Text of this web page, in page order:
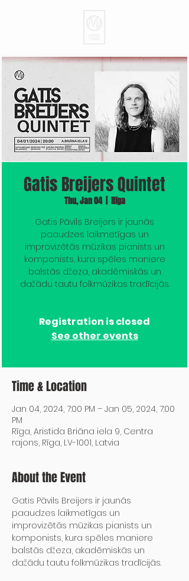
Gatis Breijers Quintet
Thu, Jan 04
  |
Rīga
Gatis Pāvils Breijers ir jaunās
paaudzes laikmetīgas un
improvizētās mūzikas pianists un
komponists, kura spēles maniere
balstās džeza, akadēmiskās un
dažādu tautu folkmūzikas tradīcijās.
Registration is closed
See other events
Time & Location
Jan 04, 2024, 7:00 PM – Jan 05, 2024, 7:00
PM
Rīga, Aristida Briāna iela 9, Centra
rajons, Rīga, LV-1001, Latvia
About the Event
Gatis Pāvils Breijers ir jaunās
paaudzes laikmetīgas un
improvizētās mūzikas pianists un
komponists, kura spēles maniere
balstās džeza, akadēmiskās un
dažādu tautu folkmūzikas tradīcijās.